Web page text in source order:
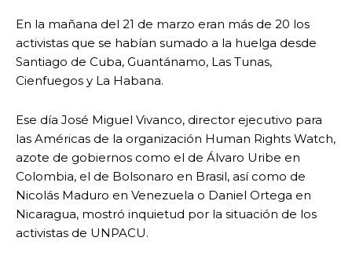
En la mañana del 21 de marzo eran más de 20 los
activistas que se habían sumado a la huelga desde
Santiago de Cuba, Guantánamo, Las Tunas,
Cienfuegos y La Habana.
Ese día José Miguel Vivanco, director ejecutivo para
las Américas de la organización Human Rights Watch,
azote de gobiernos como el de Álvaro Uribe en
Colombia, el de Bolsonaro en Brasil, así como de
Nicolás Maduro en Venezuela o Daniel Ortega en
Nicaragua, mostró inquietud por la situación de los
activistas de UNPACU.